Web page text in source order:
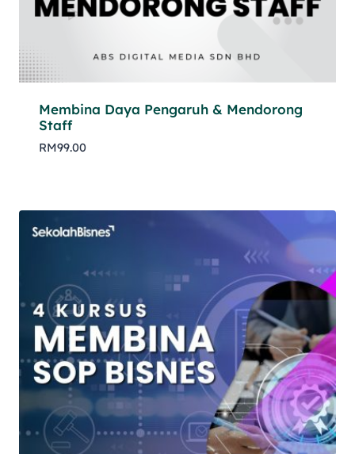
Membina Daya Pengaruh & Mendorong
Staff
RM99.00